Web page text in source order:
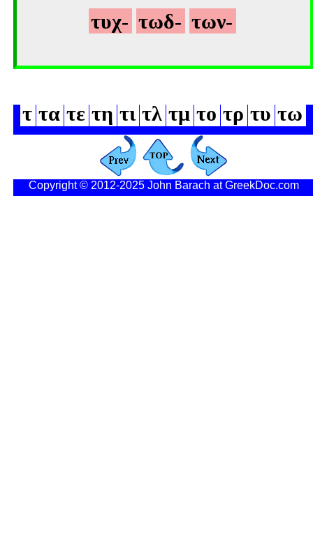
τυχ- τωδ- των-
τ τα τε τη τι τλ τμ το τρ τυ τω
Copyright © 2012-2025 John Barach at GreekDoc.com